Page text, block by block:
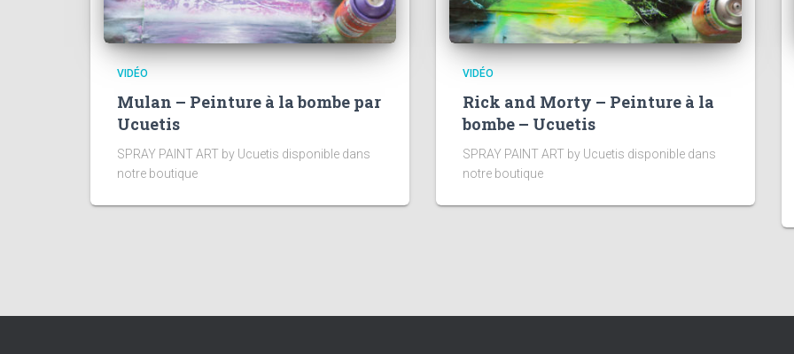
VIDÉO
Mulan – Peinture à la bombe par
Ucuetis
SPRAY PAINT ART by Ucuetis disponible dans
notre boutique
VIDÉO
Rick and Morty – Peinture à la
bombe – Ucuetis
SPRAY PAINT ART by Ucuetis disponible dans
notre boutique